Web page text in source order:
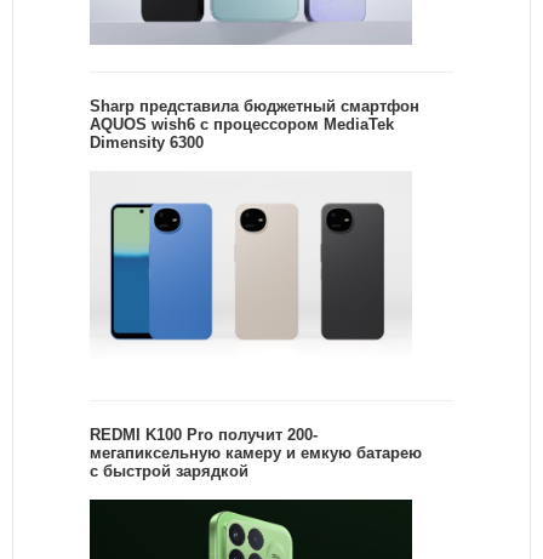
Sharp представила бюджетный смартфон
AQUOS wish6 с процессором MediaTek
Dimensity 6300
REDMI K100 Pro получит 200-
мегапиксельную камеру и емкую батарею
с быстрой зарядкой